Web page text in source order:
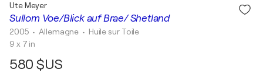
Sullom Voe/Blick auf Brae/ Shetland
Ute Meyer
2005 • Allemagne • Huile sur Toile
9 x 7 in
580 $US